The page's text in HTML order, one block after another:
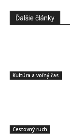
Ďalšie články
Kultúra a voľný čas
Cestovný ruch